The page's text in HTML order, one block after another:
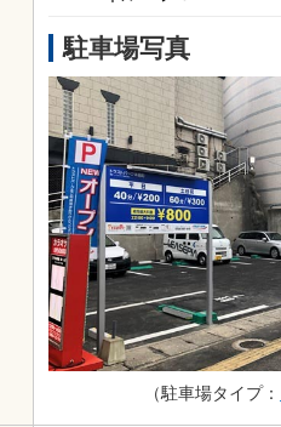
駐車場写真
（駐車場タイプ：